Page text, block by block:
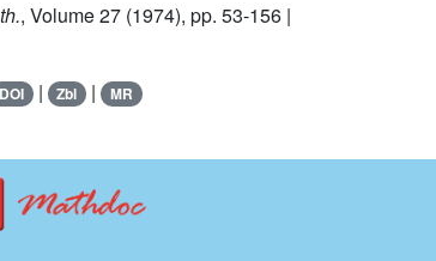
, Volume 27 (1974), pp. 53-156 |
DOI | Zbl | MR